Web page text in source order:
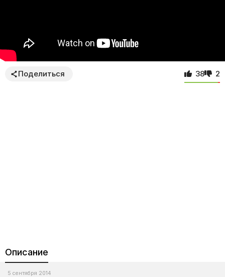
Поделиться 38 2
Описание
5 сентября 2014